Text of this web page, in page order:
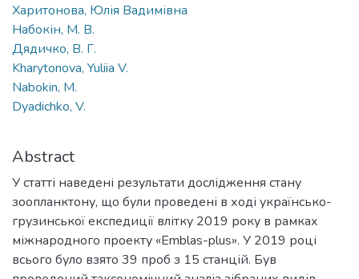
Харитонова, Юлія Вадимівна
Набокін, М. В.
Дядичко, В. Г.
Kharytonova, Yuliia V.
Nabokin, M.
Dyadichko, V.
Abstract
У статті наведені результати дослідження стану
зоопланктону, що були проведені в ході українсько-
грузинської експедиції влітку 2019 року в рамках
міжнародного проекту «Emblas-plus». У 2019 році
всього було взято 39 проб з 15 станцій. Був